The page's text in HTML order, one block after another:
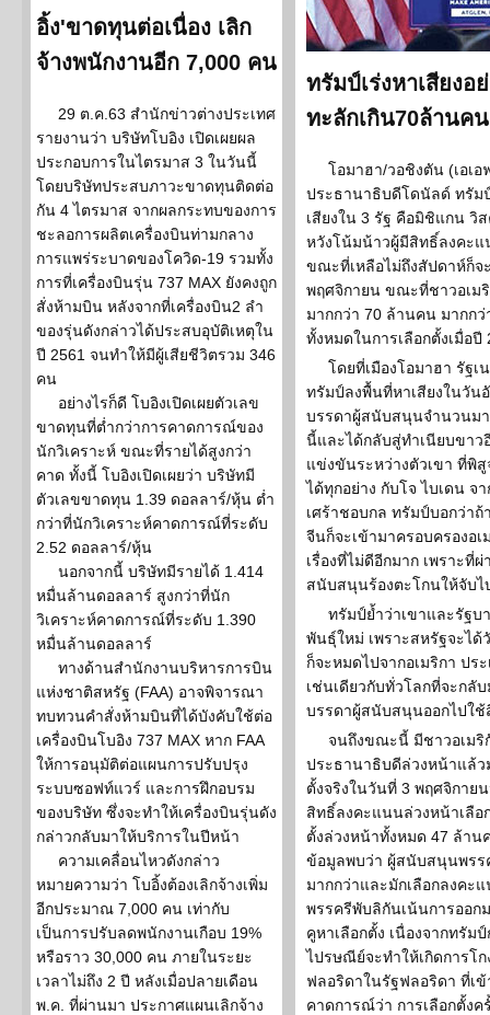
อิ้ง'ขาดทุนต่อเนื่อง เลิก
จ้างพนักงานอีก 7,000 คน
29 ต.ค.63 สำนักข่าวต่างประเทศ
รายงานว่า บริษัทโบอิง เปิดเผยผล
ประกอบการในไตรมาส 3 ในวันนี้
โดยบริษัทประสบภาวะขาดทุนติดต่อ
กัน 4 ไตรมาส จากผลกระทบของการ
ชะลอการผลิตเครื่องบินท่ามกลาง
การแพร่ระบาดของโควิด-19 รวมทั้ง
การที่เครื่องบินรุ่น 737 MAX ยังคงถูก
สั่งห้ามบิน หลังจากที่เครื่องบิน2 ลำ
ของรุ่นดังกล่าวได้ประสบอุบัติเหตุใน
ปี 2561 จนทำให้มีผู้เสียชีวิตรวม 346
คน
อย่างไรก็ดี โบอิงเปิดเผยตัวเลข
ขาดทุนที่ต่ำกว่าการคาดการณ์ของ
นักวิเคราะห์ ขณะที่รายได้สูงกว่า
คาด ทั้งนี้ โบอิงเปิดเผยว่า บริษัทมี
ตัวเลขขาดทุน 1.39 ดอลลาร์/หุ้น ต่ำ
กว่าที่นักวิเคราะห์คาดการณ์ที่ระดับ
2.52 ดอลลาร์/หุ้น
นอกจากนี้ บริษัทมีรายได้ 1.414
หมื่นล้านดอลลาร์ สูงกว่าที่นัก
วิเคราะห์คาดการณ์ที่ระดับ 1.390
หมื่นล้านดอลลาร์
ทางด้านสำนักงานบริหารการบิน
แห่งชาติสหรัฐ (FAA) อาจพิจารณา
ทบทวนคำสั่งห้ามบินที่ได้บังคับใช้ต่อ
เครื่องบินโบอิง 737 MAX หาก FAA
ให้การอนุมัติต่อแผนการปรับปรุง
ระบบซอฟท์แวร์ และการฝึกอบรม
ของบริษัท ซึ่งจะทำให้เครื่องบินรุ่นดัง
กล่าวกลับมาให้บริการในปีหน้า
ความเคลื่อนไหวดังกล่าว
หมายความว่า โบอิ้งต้องเลิกจ้างเพิ่ม
อีกประมาณ 7,000 คน เท่ากับ
เป็นการปรับลดพนักงานเกือบ 19%
หรือราว 30,000 คน ภายในระยะ
เวลาไม่ถึง 2 ปี หลังเมื่อปลายเดือน
พ.ค. ที่ผ่านมา ประกาศแผนเลิกจ้าง
ทรัมป์เร่งหาเสียงอ
ทะลักเกิน70ล้านคน
โอมาฮา/วอชิงตัน (เอเ
ประธานาธิบดีโดนัลด์ ทรัม
เสียงใน 3 รัฐ คือมิชิแกน วิ
หวังโน้มน้าวผู้มีสิทธิ์ลงคะแ
ขณะที่เหลือไม่ถึงสัปดาห์ก็จ
พฤศจิกายน ขณะที่ชาวอเม
มากกว่า 70 ล้านคน มากก
ทั้งหมดในการเลือกตั้งเมื่อปี
โดยที่เมืองโอมาฮา รัฐ
ทรัมป์ลงพื้นที่หาเสียงในวัน
บรรดาผู้สนับสนุนจำนวนม
นี้และได้กลับสู่ทำเนียบขาว
แข่งขันระหว่างตัวเขา ที่พิ
ได้ทุกอย่าง กับโจ ไบเดน
เศร้าชอบกล ทรัมป์บอกว่า
จีนก็จะเข้ามาครอบครองอ
เรื่องที่ไม่ดีอีกมาก เพราะ
สนับสนุนร้องตะโกนให้จับไ
ทรัมป์ย้ำว่าเขาและรัฐบ
พันธุ์ใหม่ เพราะสหรัฐจะไ
ก็จะหมดไปจากอเมริกา ปร
เช่นเดียวกับทั่วโลกที่จะกลั
บรรดาผู้สนับสนุนออกไปใช้
จนถึงขณะนี้ มีชาวอเมริ
ประธานาธิบดีล่วงหน้าแล้
ตั้งจริงในวันที่ 3 พฤศจิกาย
สิทธิ์ลงคะแนนล่วงหน้าเลือ
ตั้งล่วงหน้าทั้งหมด 47 ล้า
ข้อมูลพบว่า ผู้สนับสนุนพรร
มากกว่าและมักเลือกลงค
พรรครีพับลิกันเน้นการออก
คูหาเลือกตั้ง เนื่องจากทรัม
ไปรษณีย์จะทำให้เกิดการโ
ฟลอริดาในรัฐฟลอริดา ที่เข้
คาดการณ์ว่า การเลือกตั้ง